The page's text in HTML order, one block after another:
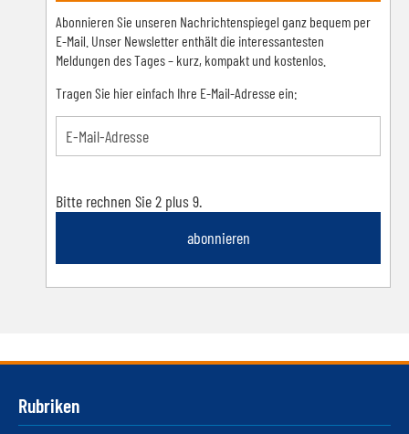
Abonnieren Sie unseren Nachrichtenspiegel ganz bequem per
E-Mail. Unser Newsletter enthält die interessantesten
Meldungen des Tages – kurz, kompakt und kostenlos.
Tragen Sie hier einfach Ihre E-Mail-Adresse ein:
Bitte rechnen Sie 2 plus 9.
abonnieren
Rubriken